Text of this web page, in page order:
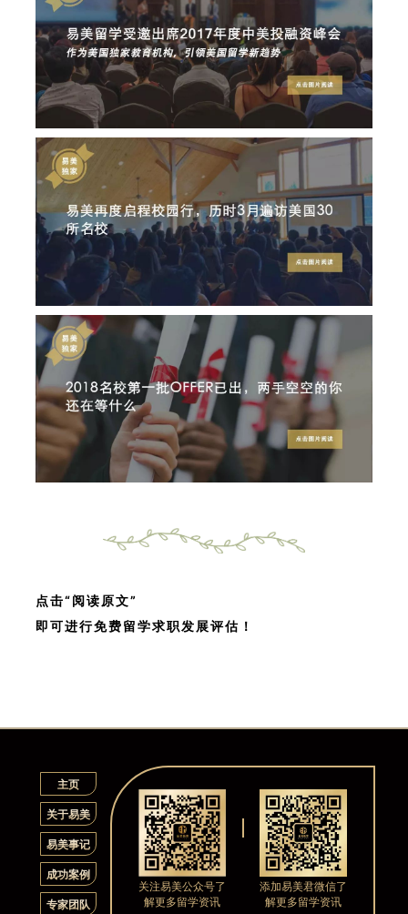
点击“阅读原文”
即可进行免费留学求职发展评估！
主页
关于易美
易美事记
成功案例
专家团队
关注易美公众号了
解更多留学资讯
添加易美君微信了
解更多留学资讯